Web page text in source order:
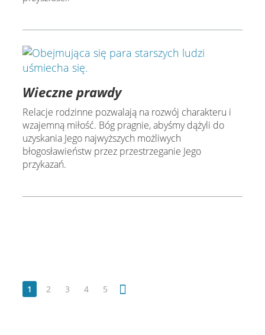
Wieczne prawdy
Relacje rodzinne pozwalają na rozwój charakteru i
wzajemną miłość. Bóg pragnie, abyśmy dążyli do
uzyskania Jego najwyższych możliwych
błogosławieństw przez przestrzeganie Jego
przykazań.
1 2 3 4 5